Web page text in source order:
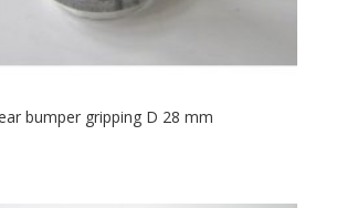
bumper gripping D 28 mm